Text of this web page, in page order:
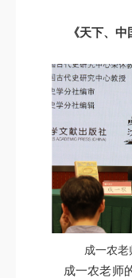
《天下、
成一农老
成一农老师